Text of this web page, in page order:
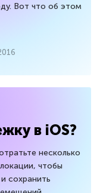
Вот что об этом
в iOS?
несколько
чтобы
сохранить